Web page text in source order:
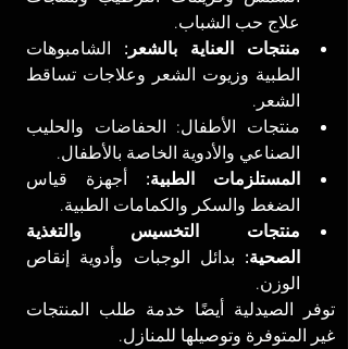
علاج حب الشباب.
منتجات العناية بالشعر:
الشعر.
الصناعي والأدوية الخاصة بالأطفال.
المستلزمات الطبية:
الضغط والسكر والكمامات الطبية.
الصحية:
الوزن.
غير المتوفرة وتوصيلها للمنازل.